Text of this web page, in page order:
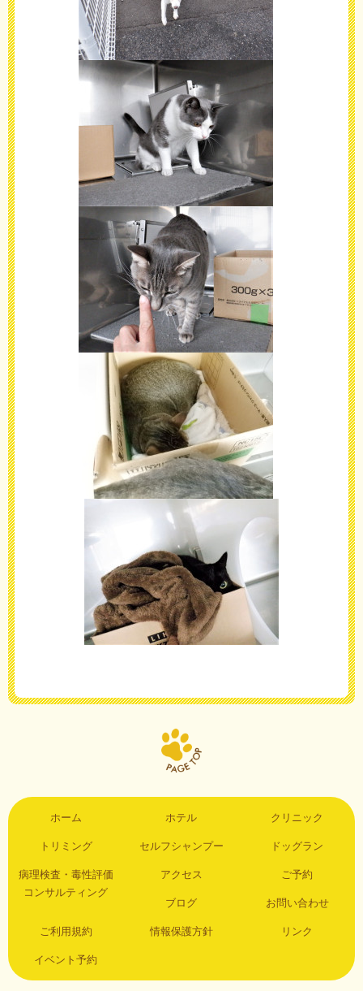
ホーム ホテル クリニック
トリミング セルフシャンプー ドッグラン
病理検査・毒性評価
コンサルティング
アクセス ご予約
ブログ お問い合わせ
ご利用規約 情報保護方針 リンク
イベント予約